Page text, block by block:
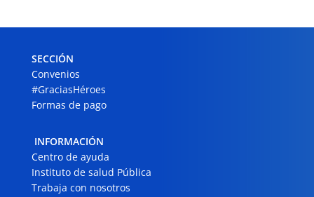
SECCIÓN
Convenios
#GraciasHéroes
Formas de pago
INFORMACIÓN
Centro de ayuda
Instituto de salud Pública
Trabaja con nosotros